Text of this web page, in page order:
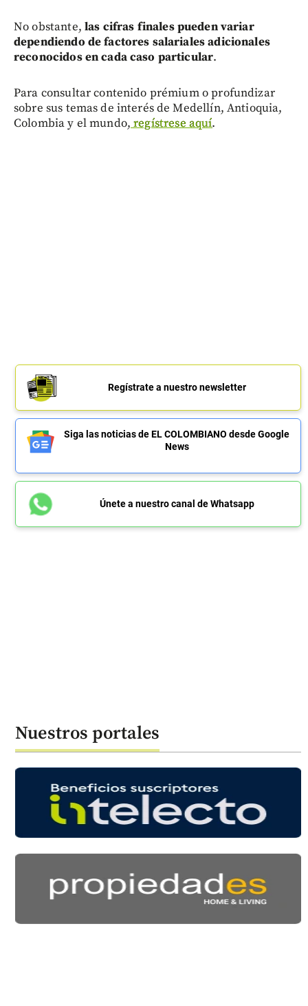
No obstante, las cifras finales pueden variar
dependiendo de factores salariales adicionales
reconocidos en cada caso particular.
Para consultar contenido prémium o profundizar
sobre sus temas de interés de Medellín, Antioquia,
Colombia y el mundo, regístrese aquí.
Regístrate a nuestro newsletter
Siga las noticias de EL COLOMBIANO desde Google
News
Únete a nuestro canal de Whatsapp
Nuestros portales